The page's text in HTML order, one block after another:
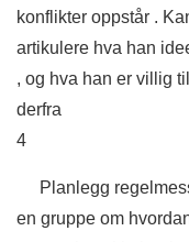
konflikter oppstår .
artikulere hva han
, og hva han er villig
derfra
4
Planlegg
en gruppe om